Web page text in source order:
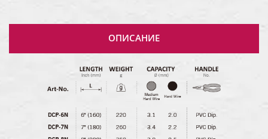
ОПИСАНИЕ